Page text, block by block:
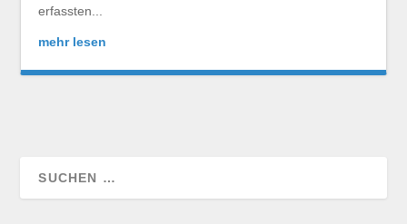
erfassten...
mehr lesen